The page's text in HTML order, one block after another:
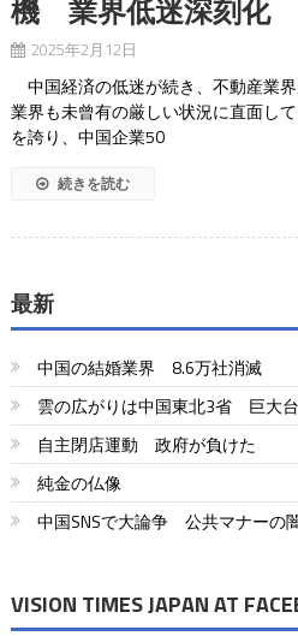
機 業界低迷深刻化
2025年2月12日
中国経済の低迷が続き、不動産業
業界も未曾有の厳しい状況に直面し
を誇り、中国企業50
続きを読む
最新
中国の結婚業界 8.6万社消滅
雲の広がりは中国東北3省 巨大
自主閉店運動 政府が負けた
純金の仏像
中国SNSで大論争 公共マナーの
VISION TIMES JAPAN AT